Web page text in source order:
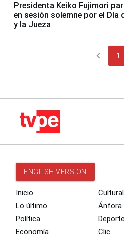
Presidenta Keiko Fujimori
en sesión solemne por el Día
y la Jueza
chevron_left 1
ENGLISH VERSION
Inicio
Lo último
Política
Economía
Cultural
Ánfora
Clic